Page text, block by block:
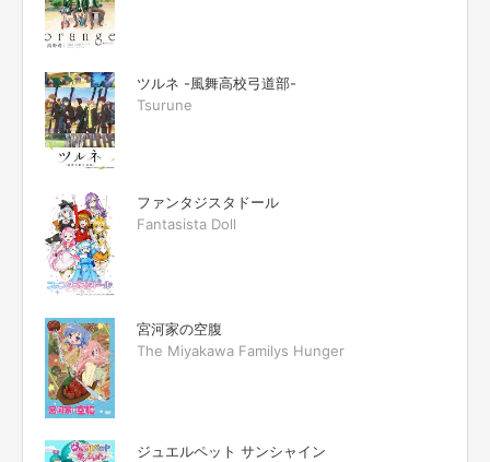
ツルネ -風舞高校弓道部-
Tsurune
ファンタジスタドール
Fantasista Doll
宮河家の空腹
The Miyakawa Familys Hunger
ジュエルペット サンシャイン